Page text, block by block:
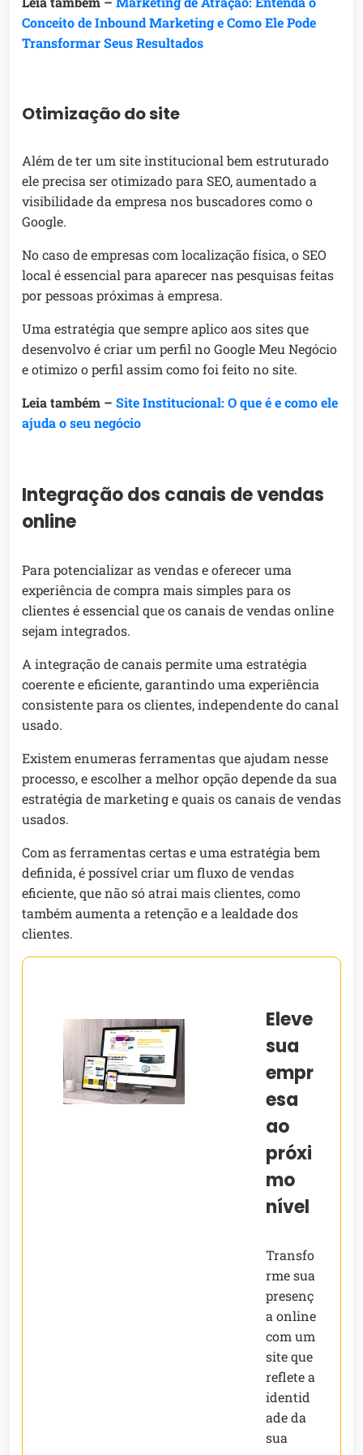
Conceito de Inbound Marketing e Como Ele Pode
Transformar Seus Resultados
Otimização do site
Além de ter um site institucional bem estruturado
ele precisa ser otimizado para SEO, aumentado a
visibilidade da empresa nos buscadores como o
Google.
No caso de empresas com localização física, o SEO
local é essencial para aparecer nas pesquisas feitas
por pessoas próximas à empresa.
Uma estratégia que sempre aplico aos sites que
desenvolvo é criar um perfil no Google Meu Negócio
e otimizo o perfil assim como foi feito no site.
Leia também – Site Institucional: O que é e como ele
ajuda o seu negócio
Integração dos canais de vendas
online
Para potencializar as vendas e oferecer uma
experiência de compra mais simples para os
clientes é essencial que os canais de vendas online
sejam integrados.
A integração de canais permite uma estratégia
coerente e eficiente, garantindo uma experiência
consistente para os clientes, independente do canal
usado.
Existem enumeras ferramentas que ajudam nesse
processo, e escolher a melhor opção depende da sua
estratégia de marketing e quais os canais de vendas
usados.
Com as ferramentas certas e uma estratégia bem
definida, é possível criar um fluxo de vendas
eficiente, que não só atrai mais clientes, como
também aumenta a retenção e a lealdade dos
clientes.
Eleve
sua
empr
esa
ao
próxi
mo
nível
Transfo
rme sua
presenç
a online
com um
site que
reflete a
identid
ade da
sua